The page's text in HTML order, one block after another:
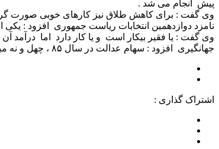
پیش انجام می شد .
وی گفت : برای کاهش طلاق نیز کارهای خوبی صورت
نامزد دوازدهمین انتخابات ریاست جمهوری افزود : یکی
وی گفت : یا فقیر بیکار است و یا کار دارد اما
جهانگیری افزود : سهام عدالت در سال ۸۵ ، چهل و نه میلیون سهم بود که در سال ۹۶ افزایش یافته است و از امسال ۵۰ میلیون سهم به سهامداران بورس کشور اضافه می شود .
اشتراک گذاری :